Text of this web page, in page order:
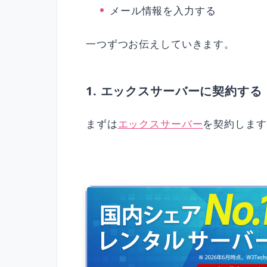
メール情報を入力する
一つずつお伝えしていきます。
1. エックスサーバーに契約する
まずはエックスサーバーを契約しま